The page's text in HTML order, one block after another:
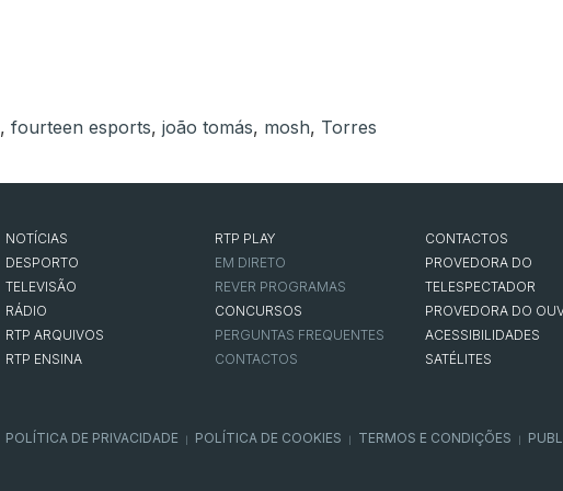
, fourteen esports, joão tomás, mosh, Torres
NOTÍCIAS
DESPORTO
TELEVISÃO
RÁDIO
RTP ARQUIVOS
RTP ENSINA
RTP PLAY
EM DIRETO
REVER PROGRAMAS
CONCURSOS
PERGUNTAS FREQUENTES
CONTACTOS
CONTACTOS
PROVEDORA DO
TELESPECTADOR
PROVEDORA DO
ACESSIBILIDADES
SATÉLITES
POLÍTICA DE PRIVACIDADE POLÍTICA DE COOKIES TERMOS E CONDIÇÕES